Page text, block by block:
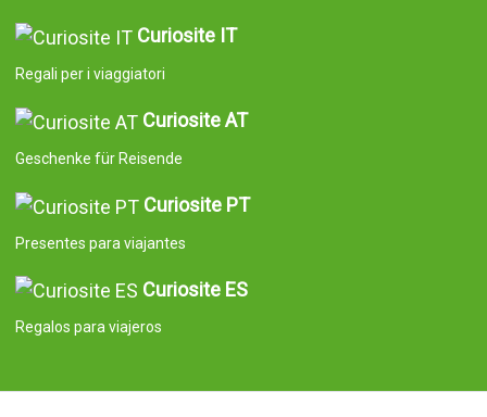
Curiosite IT
Regali per i viaggiatori
Curiosite AT
Geschenke für Reisende
Curiosite PT
Presentes para viajantes
Curiosite ES
Regalos para viajeros